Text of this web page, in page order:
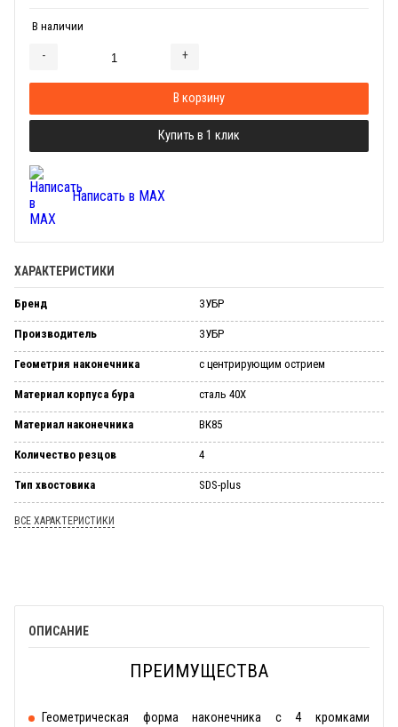
В наличии
- +
В корзину
Купить в 1 клик
Написать в MAX
ХАРАКТЕРИСТИКИ
Бренд ЗУБР
Производитель ЗУБР
Геометрия наконечника с центрирующим острием
Материал корпуса бура сталь 40Х
Материал наконечника ВК85
Количество резцов 4
Тип хвостовика SDS-plus
ВСЕ ХАРАКТЕРИСТИКИ
ОПИСАНИЕ
ПРЕИМУЩЕСТВА
Геометрическая форма наконечника с 4 кромками